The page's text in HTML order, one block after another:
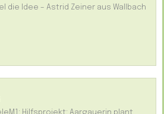
die Idee – Astrid Zeiner aus Wallbach